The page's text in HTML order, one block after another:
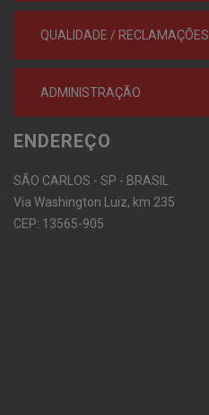
QUALIDADE / RECLAMAÇÕES
ADMINISTRAÇÃO
ENDEREÇO
SÃO CARLOS - SP - BRASIL
Via Washington Luiz, km 235
CEP: 13565-905